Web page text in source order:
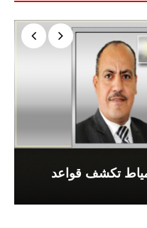
تكشف قواعد